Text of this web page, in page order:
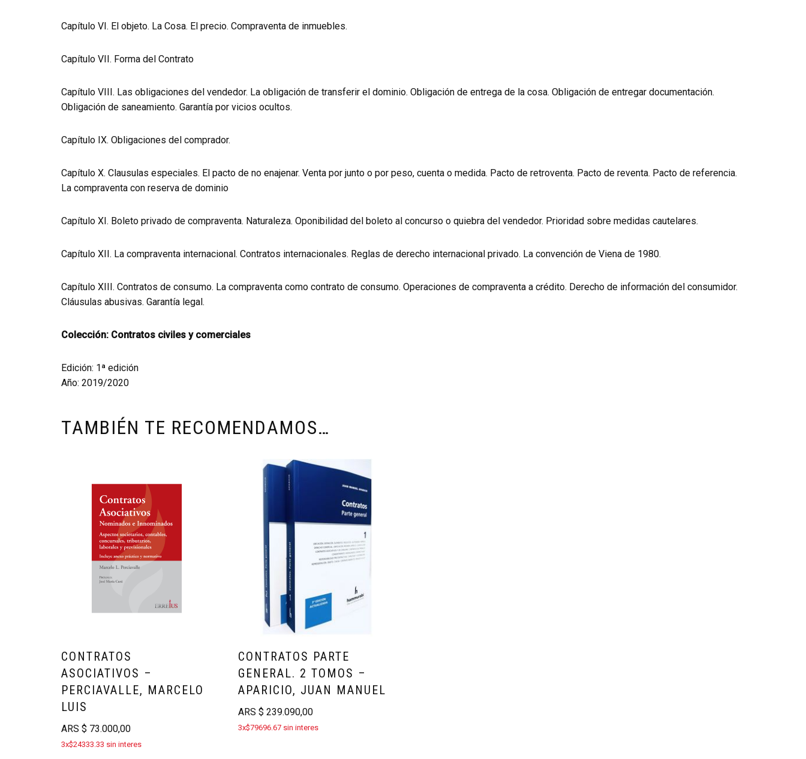
Capítulo VI. El objeto. La Cosa. El precio. Compraventa de inmuebles.
Capítulo VII. Forma del Contrato
Capítulo VIII. Las obligaciones del vendedor. La obligación de transferir el dominio. Obligación de entrega de la cosa. Obligación de entregar documentación.
Obligación de saneamiento. Garantía por vicios ocultos.
Capítulo IX. Obligaciones del comprador.
Capítulo X. Clausulas especiales. El pacto de no enajenar. Venta por junto o por peso, cuenta o medida. Pacto de retroventa. Pacto de reventa. Pacto de referencia.
La compraventa con reserva de dominio
Capítulo XI. Boleto privado de compraventa. Naturaleza. Oponibilidad del boleto al concurso o quiebra del vendedor. Prioridad sobre medidas cautelares.
Capítulo XII. La compraventa internacional. Contratos internacionales. Reglas de derecho internacional privado. La convención de Viena de 1980.
Capítulo XIII. Contratos de consumo. La compraventa como contrato de consumo. Operaciones de compraventa a crédito. Derecho de información del consumidor.
Cláusulas abusivas. Garantía legal.
Colección: Contratos civiles y comerciales
Edición: 1ª edición
Año: 2019/2020
TAMBIÉN TE RECOMENDAMOS…
CONTRATOS
ASOCIATIVOS –
PERCIAVALLE, MARCELO
LUIS
ARS $ 73.000,00
3x$24333.33 sin interes
CONTRATOS PARTE
GENERAL. 2 TOMOS –
APARICIO, JUAN MANUEL
ARS $ 239.090,00
3x$79696.67 sin interes